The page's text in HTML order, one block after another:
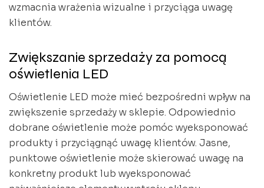
wzmacnia wrażenia wizualne i przyciąga uwagę
klientów.
Zwiększanie sprzedaży za pomocą
oświetlenia LED
Oświetlenie LED może mieć bezpośredni wpływ na
zwiększenie sprzedaży w sklepie. Odpowiednio
dobrane oświetlenie może pomóc wyeksponować
produkty i przyciągnąć uwagę klientów. Jasne,
punktowe oświetlenie może skierować uwagę na
konkretny produkt lub wyeksponować